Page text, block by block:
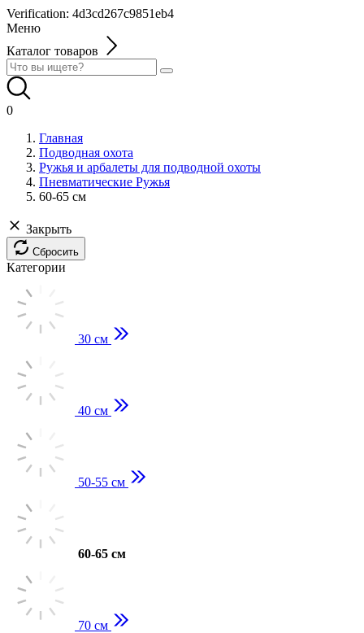
Verification: 4d3cd267c9851eb4
Меню
Каталог товаров
0
Главная
Подводная охота
Ружья и арбалеты для подводной охоты
Пневматические Ружья
60-65 см
Закрыть
Сбросить
Категории
30 см
40 см
50-55 см
60-65 см
70 см